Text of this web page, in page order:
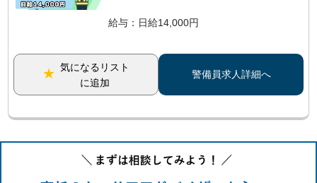
給与：日給14,000円
気になるリスト
に追加
警備員求人詳細へ